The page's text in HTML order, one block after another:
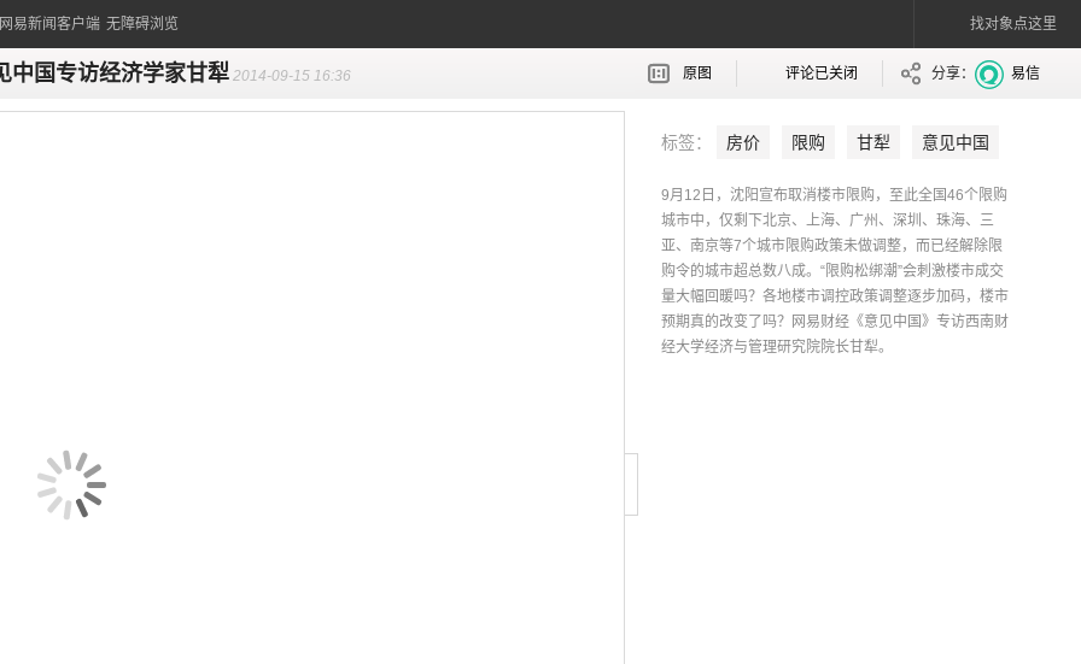
易新闻客户端 无障碍浏览 找对象点这里
中国专访经济学家甘犁 2014-09-15 16:36 原图 评论已关闭 分享： 易信
标签： 房价 限购 甘犁 意见中国
9月12日，沈阳宣布取消楼市限购，至此全国46个限购
城市中，仅剩下北京、上海、广州、深圳、珠海、三
亚、南京等7个城市限购政策未做调整，而已经解除限
购令的城市超总数八成。“限购松绑潮”会刺激楼市成交
量大幅回暖吗？各地楼市调控政策调整逐步加码，楼市
预期真的改变了吗？网易财经《意见中国》专访西南财
经大学经济与管理研究院院长甘犁。